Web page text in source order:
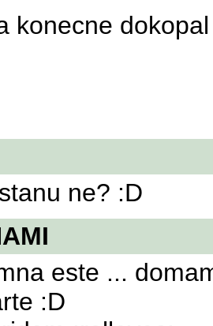
konecne
ne? :D
este ...
:D